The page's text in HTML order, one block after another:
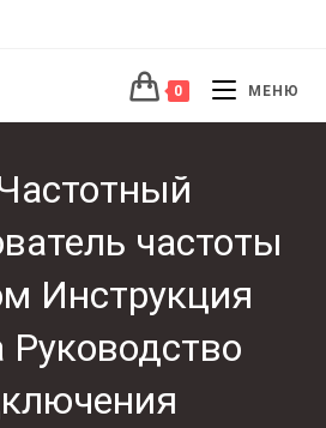
0 МЕНЮ
частоты
Инструкция
Руководство